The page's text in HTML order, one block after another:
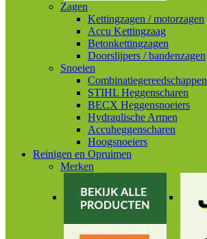
Zagen
Kettingzagen / motorzagen
Accu Kettingzaag
Betonkettingzagen
Doorslijpers / bandenzagen
Snoeien
Combinatiegereedschappen
STIHL Heggenscharen
BECX Heggensnoeiers
Hydraulische Armen
Accuheggenscharen
Hoogsnoeiers
Reinigen en Opruimen
Merken